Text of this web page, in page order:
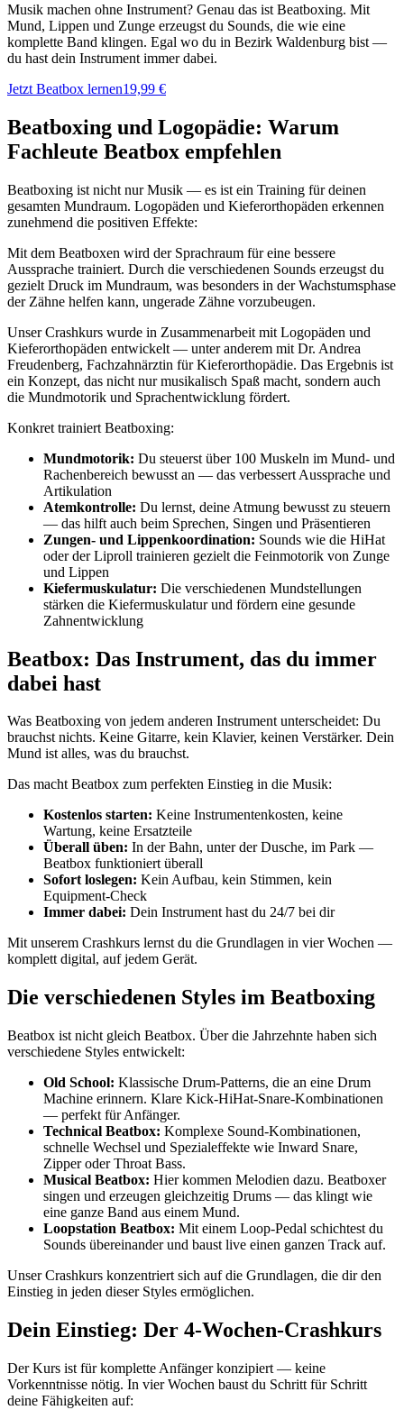
Musik machen ohne Instrument? Genau das ist Beatboxing. Mit
Mund, Lippen und Zunge erzeugst du Sounds, die wie eine
komplette Band klingen. Egal wo du in Bezirk Waldenburg bist —
du hast dein Instrument immer dabei.
Jetzt Beatbox lernen19,99 €
Beatboxing und Logopädie: Warum
Fachleute Beatbox empfehlen
Beatboxing ist nicht nur Musik — es ist ein Training für deinen
gesamten Mundraum. Logopäden und Kieferorthopäden erkennen
zunehmend die positiven Effekte:
Mit dem Beatboxen wird der Sprachraum für eine bessere
Aussprache trainiert. Durch die verschiedenen Sounds erzeugst du
gezielt Druck im Mundraum, was besonders in der Wachstumsphase
der Zähne helfen kann, ungerade Zähne vorzubeugen.
Unser Crashkurs wurde in Zusammenarbeit mit Logopäden und
Kieferorthopäden entwickelt — unter anderem mit Dr. Andrea
Freudenberg, Fachzahnärztin für Kieferorthopädie. Das Ergebnis ist
ein Konzept, das nicht nur musikalisch Spaß macht, sondern auch
die Mundmotorik und Sprachentwicklung fördert.
Konkret trainiert Beatboxing:
Mundmotorik: Du steuerst über 100 Muskeln im Mund- und
Rachenbereich bewusst an — das verbessert Aussprache und
Artikulation
Atemkontrolle: Du lernst, deine Atmung bewusst zu steuern
— das hilft auch beim Sprechen, Singen und Präsentieren
Zungen- und Lippenkoordination: Sounds wie die HiHat
oder der Liproll trainieren gezielt die Feinmotorik von Zunge
und Lippen
Kiefermuskulatur: Die verschiedenen Mundstellungen
stärken die Kiefermuskulatur und fördern eine gesunde
Zahnentwicklung
Beatbox: Das Instrument, das du immer
dabei hast
Was Beatboxing von jedem anderen Instrument unterscheidet: Du
brauchst nichts. Keine Gitarre, kein Klavier, keinen Verstärker. Dein
Mund ist alles, was du brauchst.
Das macht Beatbox zum perfekten Einstieg in die Musik:
Kostenlos starten: Keine Instrumentenkosten, keine
Wartung, keine Ersatzteile
Überall üben: In der Bahn, unter der Dusche, im Park —
Beatbox funktioniert überall
Sofort loslegen: Kein Aufbau, kein Stimmen, kein
Equipment-Check
Immer dabei: Dein Instrument hast du 24/7 bei dir
Mit unserem Crashkurs lernst du die Grundlagen in vier Wochen —
komplett digital, auf jedem Gerät.
Die verschiedenen Styles im Beatboxing
Beatbox ist nicht gleich Beatbox. Über die Jahrzehnte haben sich
verschiedene Styles entwickelt:
Old School: Klassische Drum-Patterns, die an eine Drum
Machine erinnern. Klare Kick-HiHat-Snare-Kombinationen
— perfekt für Anfänger.
Technical Beatbox: Komplexe Sound-Kombinationen,
schnelle Wechsel und Spezialeffekte wie Inward Snare,
Zipper oder Throat Bass.
Musical Beatbox: Hier kommen Melodien dazu. Beatboxer
singen und erzeugen gleichzeitig Drums — das klingt wie
eine ganze Band aus einem Mund.
Loopstation Beatbox: Mit einem Loop-Pedal schichtest du
Sounds übereinander und baust live einen ganzen Track auf.
Unser Crashkurs konzentriert sich auf die Grundlagen, die dir den
Einstieg in jeden dieser Styles ermöglichen.
Dein Einstieg: Der 4-Wochen-Crashkurs
Der Kurs ist für komplette Anfänger konzipiert — keine
Vorkenntnisse nötig. In vier Wochen baust du Schritt für Schritt
deine Fähigkeiten auf: